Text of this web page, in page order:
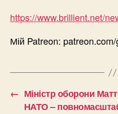
https://www.brillient.net/
Мій Patreon:
← Міністр оборони
НАТО –